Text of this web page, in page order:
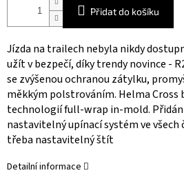
Přidat do košíku
Jízda na trailech nebyla nikdy
užít v bezpečí, díky trendy novince -
se zvýšenou ochranou zátylku,
měkkým polstrováním. Helma Cross
technologií full-wrap in-mold.
nastavitelný upínací systém ve všech
třeba nastavitelný štít
Detailní informace